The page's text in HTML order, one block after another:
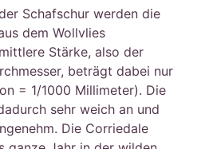
Schafschur werden die
dem Wollvlies
Stärke, also der
beträgt dabei nur
= 1/1000 Millimeter). Die
sehr weich an und
Die Corriedale